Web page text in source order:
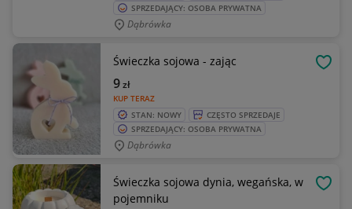
SPRZEDAJĄCY: OSOBA PRYWATNA
Dąbrówka
Świeczka sojowa - zając
KUP TERAZ
9zł
STAN: NOWY
CZĘSTO SPRZEDAJE
SPRZEDAJĄCY: OSOBA PRYWATNA
Dąbrówka
Świeczka sojowa dynia, wegańska, w
pojemniku